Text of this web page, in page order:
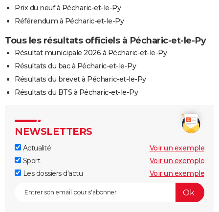
Prix du neuf à Pécharic-et-le-Py
Référendum à Pécharic-et-le-Py
Tous les résultats officiels à Pécharic-et-le-Py
Résultat municipale 2026 à Pécharic-et-le-Py
Résultats du bac à Pécharic-et-le-Py
Résultats du brevet à Pécharic-et-le-Py
Résultats du BTS à Pécharic-et-le-Py
NEWSLETTERS
Actualité
Voir un exemple
Sport
Voir un exemple
Les dossiers d'actu
Voir un exemple